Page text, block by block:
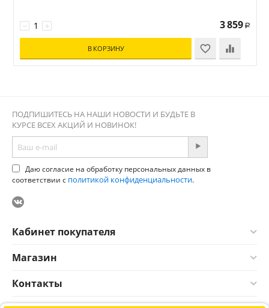
+
− 3 859 Р
В КОРЗИНУ
ПОДПИШИТЕСЬ НА НАШИ НОВОСТИ И БУДЬТЕ В
КУРСЕ ВСЕХ АКЦИЙ И НОВИНОК!
Даю согласие на обработку персональных данных в
соответствии с политикой конфиденциальности.
Кабинет покупателя
Магазин
Контакты